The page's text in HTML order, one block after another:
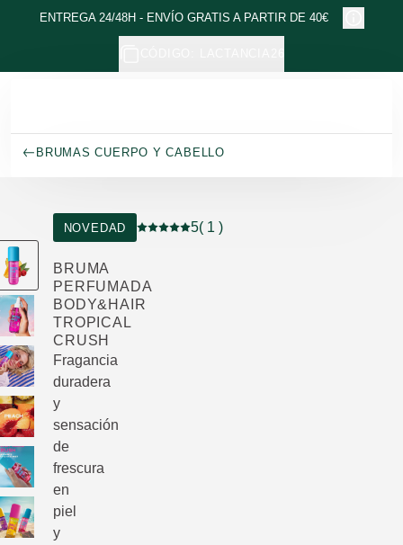
Ir al contenido principal
ENTREGA 24/48H - ENVÍO GRATIS A PARTIR DE 40€
BRUMAS CUERPO Y CABELLO
NOVEDAD
Puntuación: 5 / 5 estrellas 1 valoraciones
5( 1 )
BRUMA
PERFUMADA
BODY&HAIR
TROPICAL
CRUSH
Fragancia
duradera
y
sensación
de
frescura
en
piel
y